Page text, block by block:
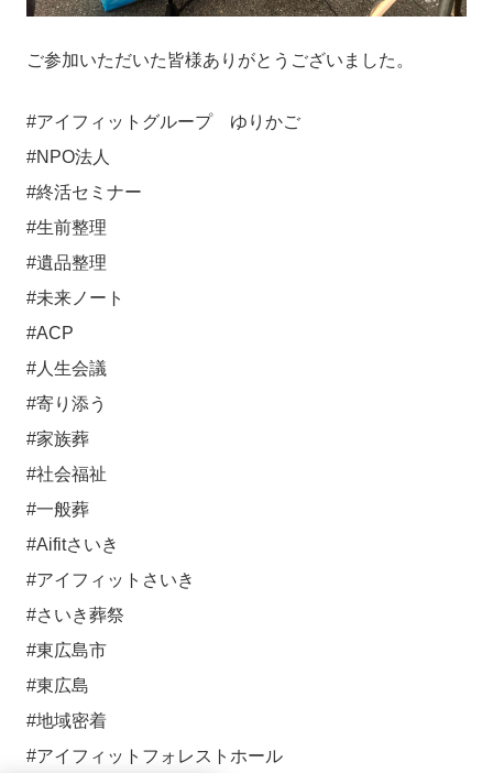
ご参加いただいた皆様ありがとうございました。
#アイフィットグループ ゆりかご
#NPO法人
#終活セミナー
#生前整理
#遺品整理
#未来ノート
#ACP
#人生会議
#寄り添う
#家族葬
#社会福祉
#一般葬
#Aifitさいき
#アイフィットさいき
#さいき葬祭
#東広島市
#東広島
#地域密着
#アイフィットフォレストホール